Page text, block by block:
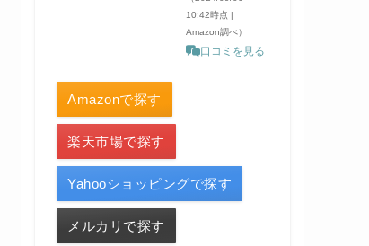
10:42時点 |
Amazon調べ）
口コミを見る
Amazonで探す
楽天市場で探す
Yahooショッピングで探す
メルカリで探す